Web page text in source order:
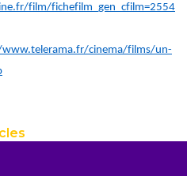
film/fichefilm_gen_cfilm=2554
cinema/films/un-